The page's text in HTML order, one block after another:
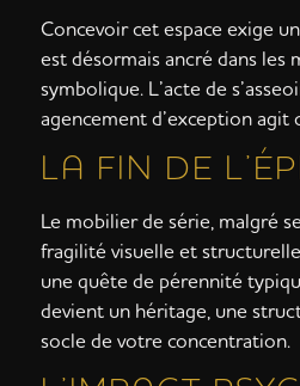
Concevoir cet espace exige
est désormais ancré dans
symbolique. L’acte de
agencement d’exception
LA FIN DE
Le mobilier de série, malgré
fragilité visuelle et
une quête de pérennité
devient un héritage, une
socle de votre concentration.